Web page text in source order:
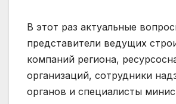
В этот раз актуальные
представители ведущих
компаний региона,
организаций, сотрудники
органов и специалисты